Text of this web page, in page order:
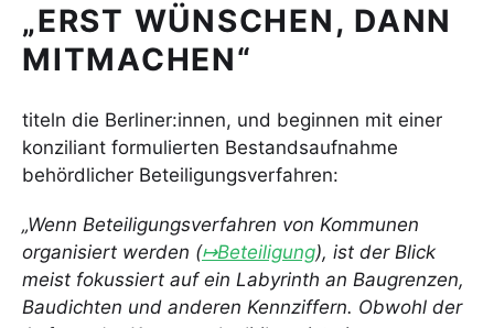
„ERST WÜNSCHEN, DANN
MITMACHEN“
titeln die Berliner:innen, und beginnen mit einer
konziliant formulierten Bestandsaufnahme
behördlicher Beteiligungsverfahren:
„Wenn Beteiligungsverfahren von Kommunen
organisiert werden (↦Beteiligung), ist der Blick
meist fokussiert auf ein Labyrinth an Baugrenzen,
Baudichten und anderen Kennziffern. Obwohl der